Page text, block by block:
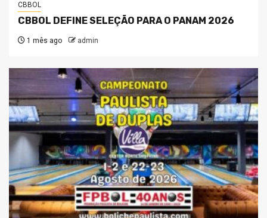
CBBOL
CBBOL DEFINE SELEÇÃO PARA O PANAM 2026
1 mês ago admin